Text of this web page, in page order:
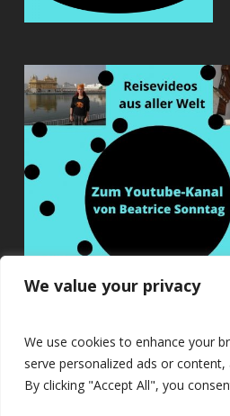
We value your privacy
We use cookies to enhance your
serve personalized ads or
By clicking "Accept All", you